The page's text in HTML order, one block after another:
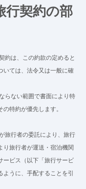
契約の部
約は、この約款の定めると
いては、法令又は一般に確
らない範囲で書面により特
特約が優先します。
旅行者の委託により、旅行
り旅行者が運送・宿泊機関
ービス（以下「旅行サービ
ように、手配することを引